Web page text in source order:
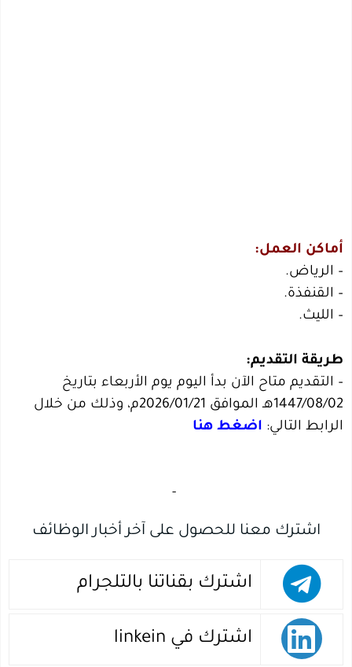
أماكن العمل:
– الرياض.
– القنفذة.
– الليث.
طريقة التقديم:
– التقديم متاح الآن بدأ اليوم يوم الأربعاء بتاريخ
1447/08/02هـ الموافق 2026/01/21م، وذلك من خلال
الرابط التالي: اضغط هنا
-‏
اشترك معنا للحصول على آخر أخبار الوظائف
اشترك بقناتنا بالتلجرام
اشترك في linkein